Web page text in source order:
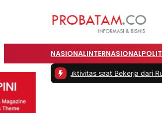
NASIONALINTERNASIONAL
Produktivitas saat Bekerja dari Rumah|#2 -